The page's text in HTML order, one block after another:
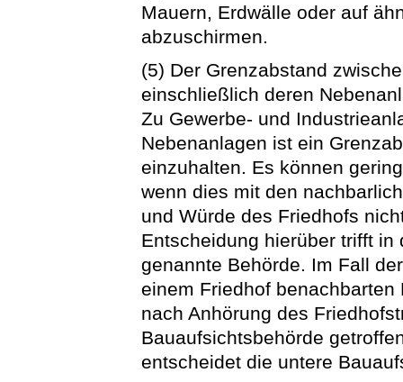
Mauern, Erdwälle oder auf
abzuschirmen.
(5) Der Grenzabstand
einschließlich deren
Zu Gewerbe- und
Nebenanlagen ist ein
einzuhalten. Es können
wenn dies mit den
und Würde des Friedhofs
Entscheidung hierüber trifft
genannte Behörde. Im Fall
einem Friedhof
nach Anhörung des
Bauaufsichtsbehörde
entscheidet die untere